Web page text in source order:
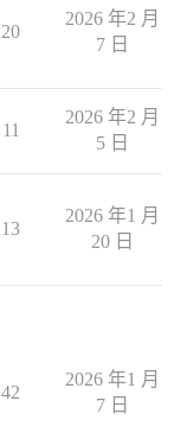
20
2026 年2 月
7 日
11
2026 年2 月
5 日
13
2026 年1 月
20 日
42
2026 年1 月
7 日